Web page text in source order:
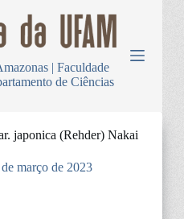
| Faculdade
de Ciências
japonica (Rehder) Nakai
de março de 2023